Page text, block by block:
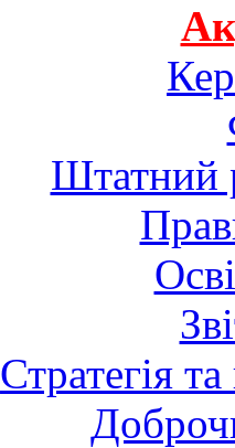
Штатний
Стратегія